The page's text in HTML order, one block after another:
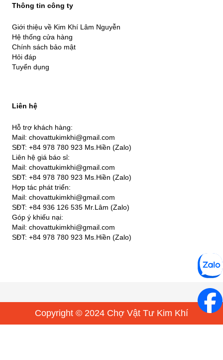
Thông tin công ty
Giới thiệu về Kim Khí Lâm Nguyễn
Hệ thống cửa hàng
Chính sách bảo mật
Hỏi đáp
Tuyển dụng
Liên hệ
Hỗ trợ khách hàng:
Mail: chovattukimkhi@gmail.com
SĐT: +84 978 780 923 Ms.Hiền (Zalo)
Liên hệ giá báo sỉ:
Mail: chovattukimkhi@gmail.com
SĐT: +84 978 780 923 Ms.Hiền (Zalo)
Hợp tác phát triển:
Mail: chovattukimkhi@gmail.com
SĐT: +84 936 126 535 Mr.Lâm (Zalo)
Góp ý khiếu nại:
Mail: chovattukimkhi@gmail.com
SĐT: +84 978 780 923 Ms.Hiền (Zalo)
Copyright © 2024 Chợ Vật Tư Kim Khí